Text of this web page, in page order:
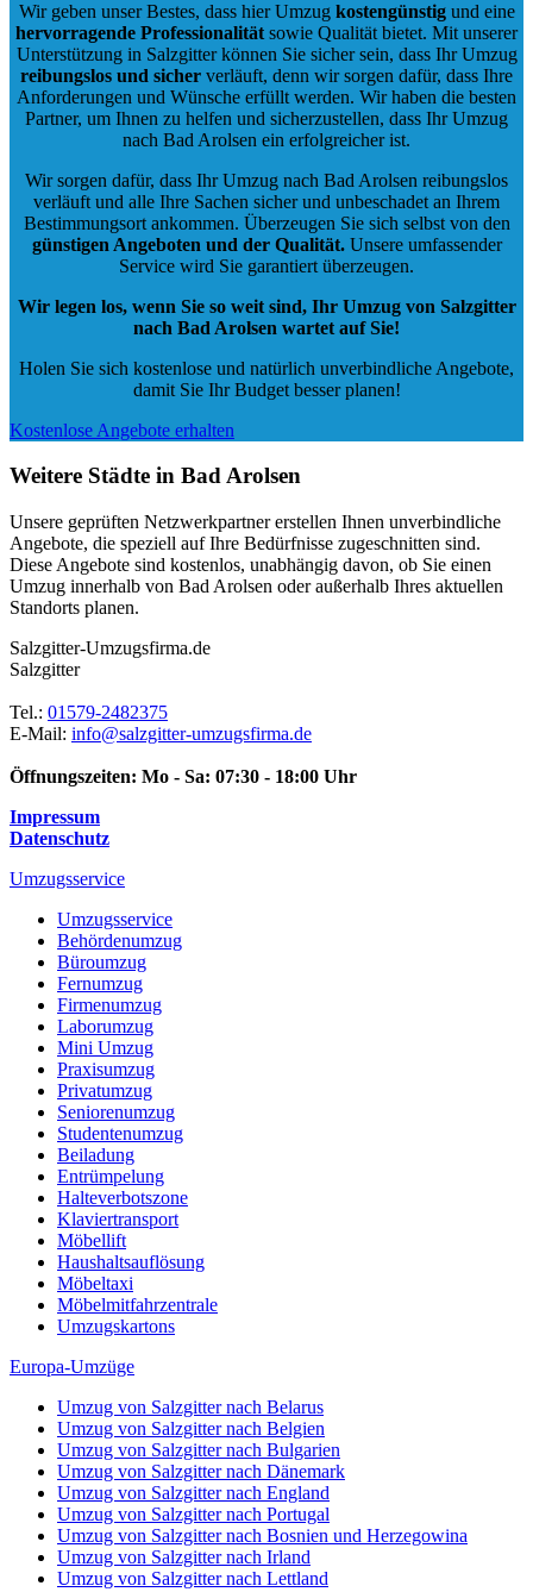
Wir geben unser Bestes, dass hier Umzug kostengünstigund eine
hervorragende Professionalität sowie Qualität bietet. Mit unserer
Unterstützung in Salzgitter können Sie sicher sein, dass Ihr Umzug
reibungslos und sicher verläuft, denn wir sorgen dafür, dass Ihre
Anforderungen und Wünsche erfüllt werden. Wir haben die besten
Partner, um Ihnen zu helfen und sicherzustellen, dass Ihr Umzug
nach Bad Arolsen ein erfolgreicher ist.
Wir sorgen dafür, dass Ihr Umzug nach Bad Arolsen reibungslos
verläuft und alle Ihre Sachen sicher und unbeschadet an Ihrem
Bestimmungsort ankommen. Überzeugen Sie sich selbst von den
günstigen Angeboten und der Qualität.Unsere umfassender
Service wird Sie garantiert überzeugen.
Wir legen los, wenn Sie so weit sind, Ihr Umzug von Salzgitter
nach Bad Arolsen wartet auf Sie!
Holen Sie sich kostenlose und natürlich unverbindliche Angebote,
damit Sie Ihr Budget besser planen!
Kostenlose Angebote erhalten
Weitere Städte in Bad Arolsen
Unsere geprüften Netzwerkpartner erstellen Ihnen unverbindliche
Angebote, die speziell auf Ihre Bedürfnisse zugeschnitten sind.
Diese Angebote sind kostenlos, unabhängig davon, ob Sie einen
Umzug innerhalb von Bad Arolsen oder außerhalb Ihres aktuellen
Standorts planen.
Salzgitter-Umzugsfirma.de
Salzgitter
Tel.: 01579-2482375
E-Mail: info@salzgitter-umzugsfirma.de
Öffnungszeiten: Mo - Sa: 07:30 - 18:00 Uhr
Impressum
Datenschutz
Umzugsservice
Umzugsservice
Behördenumzug
Büroumzug
Fernumzug
Firmenumzug
Laborumzug
Mini Umzug
Praxisumzug
Privatumzug
Seniorenumzug
Studentenumzug
Beiladung
Entrümpelung
Halteverbotszone
Klaviertransport
Möbellift
Haushaltsauflösung
Möbeltaxi
Möbelmitfahrzentrale
Umzugskartons
Europa-Umzüge
Umzug von Salzgitter nach Belarus
Umzug von Salzgitter nach Belgien
Umzug von Salzgitter nach Bulgarien
Umzug von Salzgitter nach Dänemark
Umzug von Salzgitter nach England
Umzug von Salzgitter nach Portugal
Umzug von Salzgitter nach Bosnien und Herzegowina
Umzug von Salzgitter nach Irland
Umzug von Salzgitter nach Lettland